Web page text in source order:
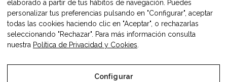
Síguenos en:
Facebook
Instagram
LinkedIn
elaborado a partir de tus hábitos de navegación. Puedes
personalizar tus preferencias pulsando en "Configurar", aceptar
todas las cookies haciendo clic en "Aceptar", o rechazarlas
seleccionando "Rechazar". Para más información consulta
nuestra Política de Privacidad y Cookies
Configurar